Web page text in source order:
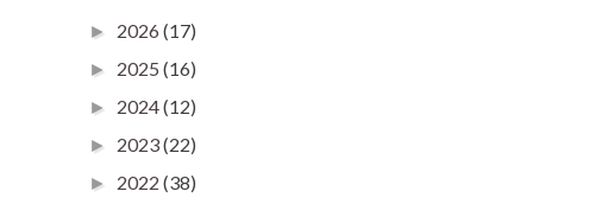
► 2026 (17)
► 2025 (16)
► 2024(12)
► 2023(22)
► 2022 (38)